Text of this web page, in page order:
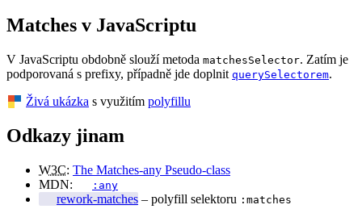
Matches v JavaScriptu
V JavaScriptu obdobně slouží metoda matchesSelector. Zatím je
podporovaná s prefixy, případně jde doplnit querySelectorem.
Živá ukázka s využitím polyfillu
Odkazy jinam
W3C: The Matches-any Pseudo-class
MDN:
:any
rework-matches – polyfill selektoru :matches